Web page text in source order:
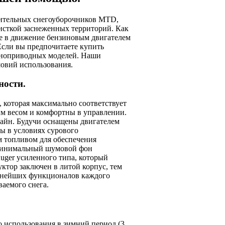
снегоуборочников MTD,
заснеженных территорий. Как
в движение бензиновым двигателем
вы предпочитаете купить
моделей. Наши
использования.
максимально соответствует
весом и комфортны в управлении.
Будучи оснащены двигателем
в условиях сурового
топливом для обеспечения
шумовой фон
усиленного типа, который
заключен в литой корпус, тем
функционалов каждого
снега.